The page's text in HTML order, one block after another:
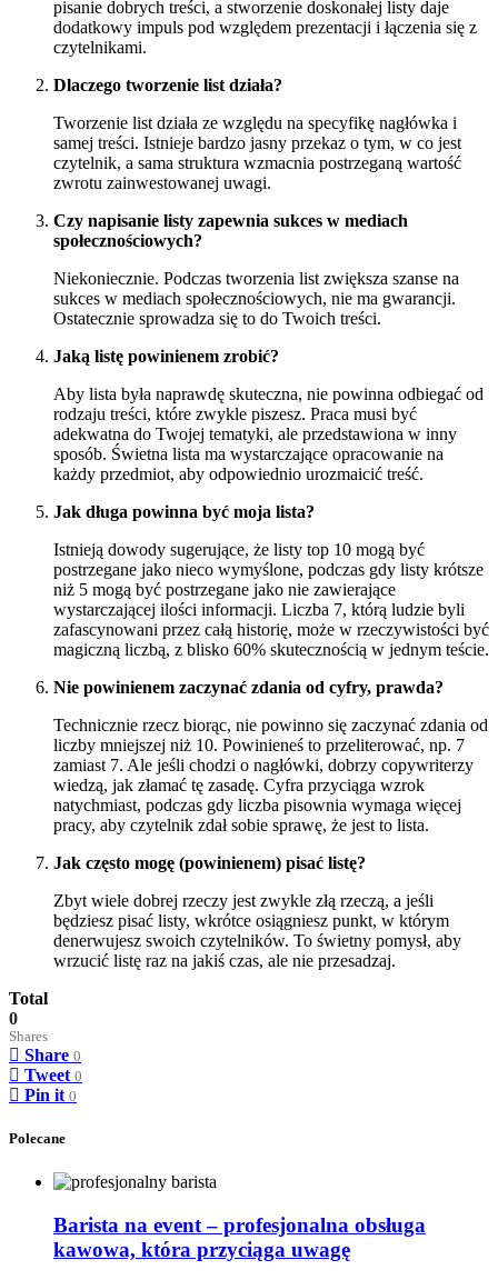
pisanie dobrych treści, a stworzenie doskonałej listy daje
dodatkowy impuls pod względem prezentacji i łączenia się z
czytelnikami.
Dlaczego tworzenie list działa?
Tworzenie list działa ze względu na specyfikę nagłówka i
samej treści. Istnieje bardzo jasny przekaz o tym, w co jest
czytelnik, a sama struktura wzmacnia postrzeganą wartość
zwrotu zainwestowanej uwagi.
Czy napisanie listy zapewnia sukces w mediach
społecznościowych?
Niekoniecznie. Podczas tworzenia list zwiększa szanse na
sukces w mediach społecznościowych, nie ma gwarancji.
Ostatecznie sprowadza się to do Twoich treści.
Jaką listę powinienem zrobić?
Aby lista była naprawdę skuteczna, nie powinna odbiegać od
rodzaju treści, które zwykle piszesz. Praca musi być
adekwatna do Twojej tematyki, ale przedstawiona w inny
sposób. Świetna lista ma wystarczające opracowanie na
każdy przedmiot, aby odpowiednio urozmaicić treść.
Jak długa powinna być moja lista?
Istnieją dowody sugerujące, że listy top 10 mogą być
postrzegane jako nieco wymyślone, podczas gdy listy krótsze
niż 5 mogą być postrzegane jako nie zawierające
wystarczającej ilości informacji. Liczba 7, którą ludzie byli
zafascynowani przez całą historię, może w rzeczywistości być
magiczną liczbą, z blisko 60% skutecznością w jednym teście.
Nie powinienem zaczynać zdania od cyfry, prawda?
Technicznie rzecz biorąc, nie powinno się zaczynać zdania od
liczby mniejszej niż 10. Powinieneś to przeliterować, np. 7
zamiast 7. Ale jeśli chodzi o nagłówki, dobrzy copywriterzy
wiedzą, jak złamać tę zasadę. Cyfra przyciąga wzrok
natychmiast, podczas gdy liczba pisownia wymaga więcej
pracy, aby czytelnik zdał sobie sprawę, że jest to lista.
Jak często mogę (powinienem) pisać listę?
Zbyt wiele dobrej rzeczy jest zwykle złą rzeczą, a jeśli
będziesz pisać listy, wkrótce osiągniesz punkt, w którym
denerwujesz swoich czytelników. To świetny pomysł, aby
wrzucić listę raz na jakiś czas, ale nie przesadzaj.
Total
0
Shares
Share 0
Tweet 0
Pin it 0
Polecane
Barista na event – profesjonalna obsługa
kawowa, która przyciąga uwagę